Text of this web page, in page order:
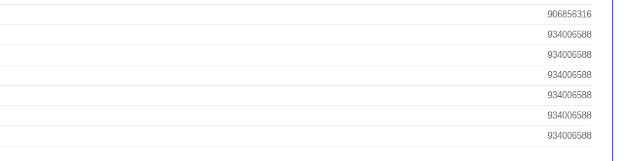
906856316
934006588
934006588
934006588
934006588
934006588
934006588